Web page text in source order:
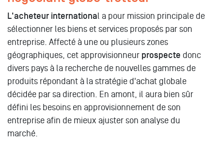
L'acheteur international a pour mission principale de
sélectionner les biens et services proposés par son
entreprise. Affecté à une ou plusieurs zones
géographiques, cet approvisionneur prospecte donc
divers pays à la recherche de nouvelles gammes de
produits répondant à la stratégie d'achat globale
décidée par sa direction. En amont, il aura bien sûr
défini les besoins en approvisionnement de son
entreprise afin de mieux ajuster son analyse du
marché.